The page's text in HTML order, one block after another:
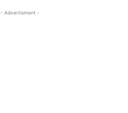
- Advertisment -